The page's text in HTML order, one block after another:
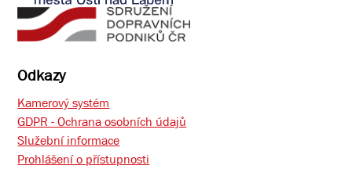
Odkazy
Kamerový systém
GDPR - Ochrana osobních údajů
Služební informace
Prohlášení o přístupnosti